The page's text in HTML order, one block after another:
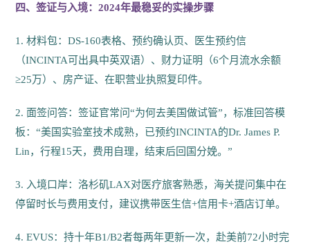
四、签证与入境：2024年最稳妥的实操步骤
1. 材料包：DS-160表格、预约确认页、医生预约信
（INCINTA可出具中英双语）、财力证明（6个月流水余额
≥25万）、房产证、在职营业执照复印件。
2. 面签问答：签证官常问“为何去美国做试管”，标准回答模
板：“美国实验室技术成熟，已预约INCINTA的Dr. James P.
Lin，行程15天，费用自理，结束后回国分娩。”
3. 入境口岸：洛杉矶LAX对医疗旅客熟悉，海关提问集中在
停留时长与费用支付，建议携带医生信+信用卡+酒店订单。
4. EVUS：持十年B1/B2者每两年更新一次，赴美前72小时完